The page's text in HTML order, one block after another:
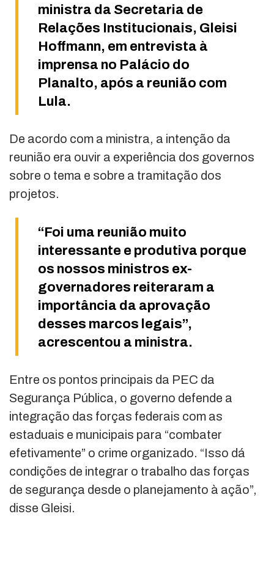
ministra da Secretaria de
Relações Institucionais, Gleisi
Hoffmann, em entrevista à
imprensa no Palácio do
Planalto, após a reunião com
Lula.
De acordo com a ministra, a intenção da
reunião era ouvir a experiência dos governos
sobre o tema e sobre a tramitação dos
projetos.
“Foi uma reunião muito
interessante e produtiva porque
os nossos ministros ex-
governadores reiteraram a
importância da aprovação
desses marcos legais”,
acrescentou a ministra.
Entre os pontos principais da PEC da
Segurança Pública, o governo defende a
integração das forças federais com as
estaduais e municipais para “combater
efetivamente” o crime organizado. “Isso dá
condições de integrar o trabalho das forças
de segurança desde o planejamento à ação”,
disse Gleisi.